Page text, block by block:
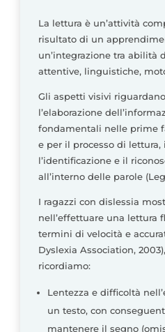
La lettura è un’attività
risultato di un
un’integrazione tra abilità
attentive, linguistiche,
Gli aspetti visivi
l’elaborazione
fondamentali nelle prime
e per il processo di
l’identificazione e il
all’interno delle parole
I ragazzi con dislessia
nell’effettuare una lettura
termini di velocità e
Dyslexia Association,
ricordiamo:
Lentezza e difficoltà
un testo, con
mantenere il segno